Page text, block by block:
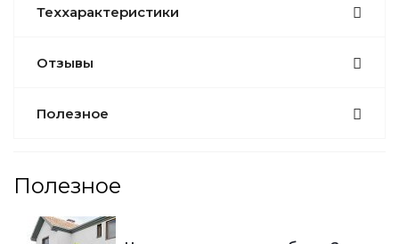
Теххарактеристики
Отзывы
Полезное
Полезное